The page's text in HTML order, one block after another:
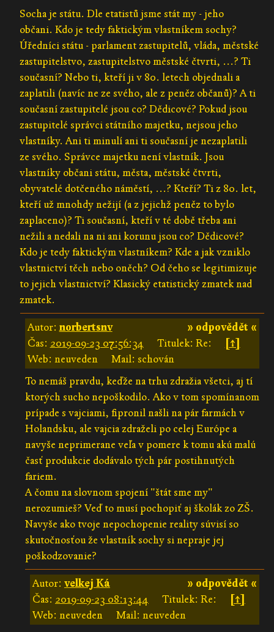
Socha je státu. Dle etatistů jsme stát my - jeho
občani. Kdo je tedy faktickým vlastníkem sochy?
Úředníci státu - parlament zastupitelů, vláda, městské
zastupitelstvo, zastupitelstvo městské čtvrti, ...? Ti
současní? Nebo ti, kteří ji v 80. letech objednali a
zaplatili (navíc ne ze svého, ale z peněz občanů)? A ti
současní zastupitelé jsou co? Dědicové? Pokud jsou
zastupitelé správci státního majetku, nejsou jeho
vlastníky. Ani ti minulí ani ti současní je nezaplatili
ze svého. Správce majetku není vlastník. Jsou
vlastníky občani státu, města, městské čtvrti,
obyvatelé dotčeného náměstí, ...? Kteří? Ti z 80. let,
kteří už mnohdy nežijí (a z jejichž peněz to bylo
zaplaceno)? Ti současní, kteří v té době třeba ani
nežili a nedali na ni ani korunu jsou co? Dědicové?
Kdo je tedy faktickým vlastníkem? Kde a jak vzniklo
vlastnictví těch nebo oněch? Od čeho se legitimizuje
to jejich vlastnictví? Klasický etatistický zmatek nad
zmatek.
» odpovědět «
Autor:norbertsnv
Čas: 2019-09-23 07:56:34 Titulek: Re:
[↑]
Web: neuveden
Mail: schován
To nemáš pravdu, keďže na trhu zdražia všetci, aj tí
ktorých sucho nepoškodilo. Ako v tom spomínanom
prípade s vajciami, fipronil našli na pár farmách v
Holandsku, ale vajcia zdraželi po celej Európe a
navyše neprimerane veľa v pomere k tomu akú malú
časť produkcie dodávalo tých pár postihnutých
fariem.
A čomu na slovnom spojení "štát sme my"
nerozumieš? Veď to musí pochopiť aj školák zo ZŠ.
Navyše ako tvoje nepochopenie reality súvisí so
skutočnosťou že vlastník sochy si nepraje jej
poškodzovanie?
» odpovědět «
Autor: velkej Ká
Čas: 2019-09-23 08:13:44 Titulek: Re:
[↑]
Web: neuveden
Mail: neuveden